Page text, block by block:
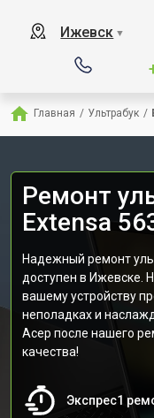
Ижевск ▼
Главная / Ультрабук /
Ремонт
Extensa
Надежный ремонт
доступен в Ижевске.
вашему устройству
неполадках и
Асер после нашего
качества!
Экспрес1